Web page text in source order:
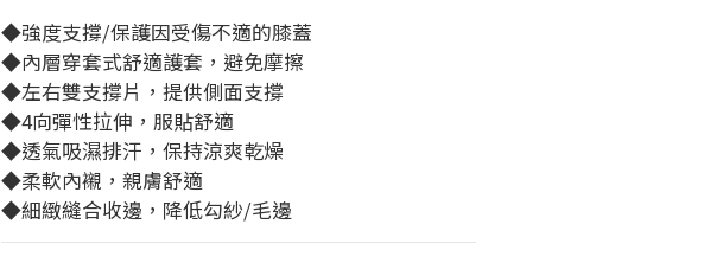
◆強度支撐/保護因受傷不適的膝蓋
◆內層穿套式舒適護套，避免摩擦
◆左右雙支撐片，提供側面支撐
◆4向彈性拉伸，服貼舒適
◆透氣吸濕排汗，保持涼爽乾燥
◆柔軟內襯，親膚舒適
◆細緻縫合收邊，降低勾紗/毛邊